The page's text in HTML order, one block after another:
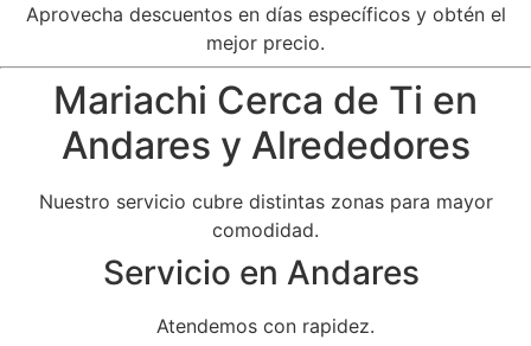
Aprovecha descuentos en días específicos y obtén el
mejor precio.
Mariachi Cerca de Ti en
Andares y Alrededores
Nuestro servicio cubre distintas zonas para mayor
comodidad.
Servicio en Andares
Atendemos con rapidez.